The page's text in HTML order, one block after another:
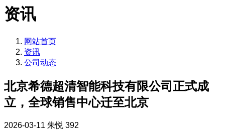
资讯
网站首页
资讯
公司动态
北京希德超清智能科技有限公司正式成
立，全球销售中心迁至北京
2026-03-11 朱悦 392